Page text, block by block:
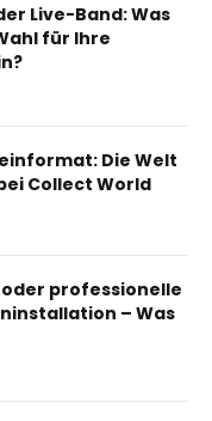
Live-Band: Was
für Ihre
Die Welt
Collect World
professionelle
– Was